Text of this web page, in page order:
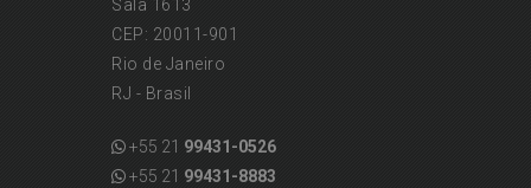
Sala 1613
CEP: 20011-901
Rio de Janeiro
RJ - Brasil
+55 21 99431-0526
+55 21 99431-8883